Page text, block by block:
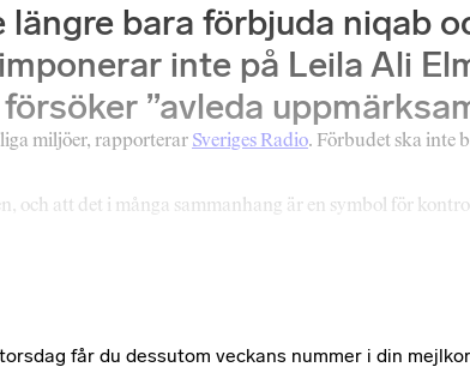
bara förbjuda niqab
inte på Leila Ali
”avleda
miljöer, rapporterar Sveriges Radio. Förbudet ska inte
och att det i många sammanhang är en symbol för
får du dessutom veckans nummer i din